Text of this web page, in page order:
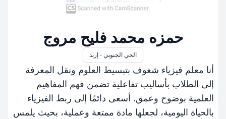
حمزه محمد فليح مروج
الحي الجنوبي - إربد
أنا معلم فيزياء شغوف بتبسيط العلوم ونقل المعرفة
إلى الطلاب بأساليب تفاعلية تضمن فهم المفاهيم
العلمية بوضوح وعمق. أسعى دائمًا إلى ربط الفيزياء
بالحياة اليومية، لجعلها مادة ممتعة وعملية، بحيث يلمس